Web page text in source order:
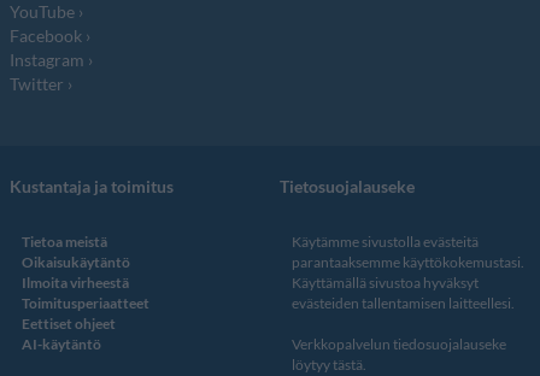
YouTube
Facebook
Instagram
Twitter
Kustantaja ja toimitus
Tietoa meistä
Oikaisukäytäntö
Ilmoita virheestä
Toimitusperiaatteet
Eettiset ohjeet
AI-käytäntö
Tietosuojalauseke
Käytämme sivustolla evästeitä
parantaaksemme käyttökokemustasi.
Käyttämällä sivustoa hyväksyt
evästeiden tallentamisen laitteellesi.
Verkkopalvelun tiedosuojalauseke
löytyy tästä.